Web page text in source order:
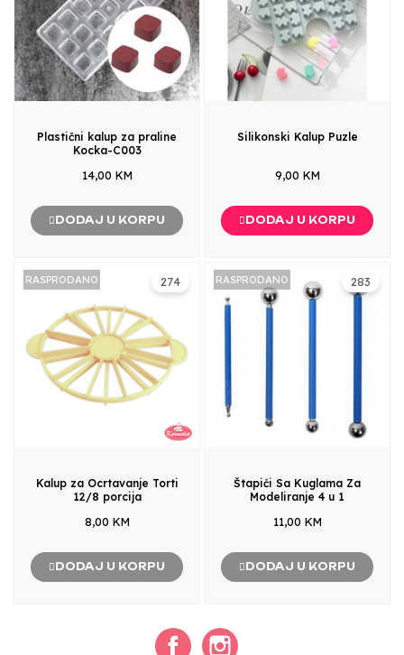
Plastični kalup za praline
Kocka-C003
14,00 KM
DODAJ U KORPU
Silikonski Kalup Puzle
9,00 KM
DODAJ U KORPU
274
RASPRODANO
Kalup za Ocrtavanje Torti
12/8 porcija
8,00 KM
DODAJ U KORPU
283
RASPRODANO
Štapići Sa Kuglama Za
Modeliranje 4 u 1
11,00 KM
DODAJ U KORPU
Facebook